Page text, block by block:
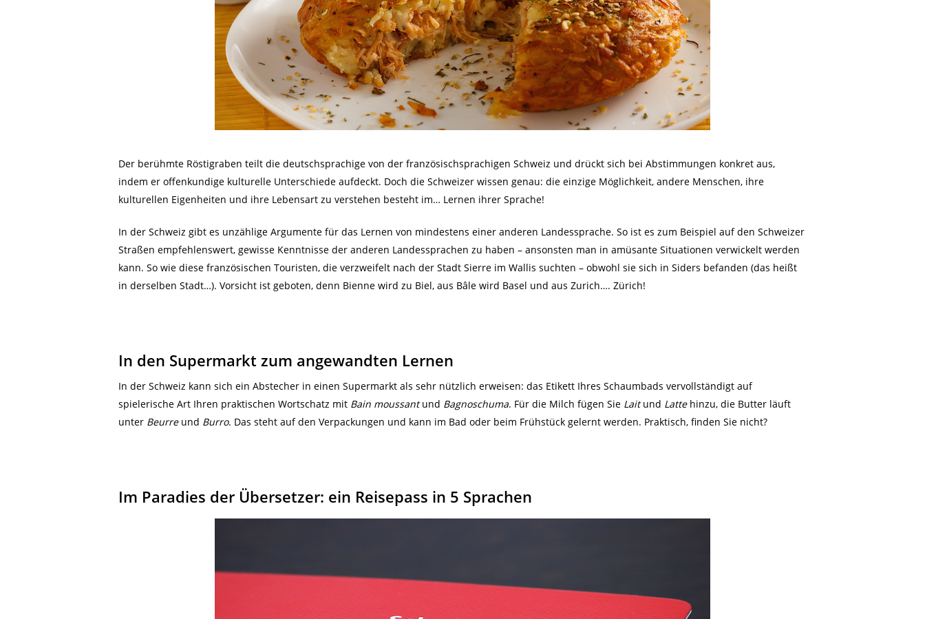
Der berühmte Röstigraben teilt die deutschsprachige von der französischsprachigen Schweiz und drückt sich bei Abstimmungen konkret aus,
indem er offenkundige kulturelle Unterschiede aufdeckt. Doch die Schweizer wissen genau: die einzige Möglichkeit, andere Menschen, ihre
kulturellen Eigenheiten und ihre Lebensart zu verstehen besteht im… Lernen ihrer Sprache!
In der Schweiz gibt es unzählige Argumente für das Lernen von mindestens einer anderen Landessprache. So ist es zum Beispiel auf den Schweizer
Straßen empfehlenswert, gewisse Kenntnisse der anderen Landessprachen zu haben – ansonsten man in amüsante Situationen verwickelt werden
kann. So wie diese französischen Touristen, die verzweifelt nach der Stadt Sierre im Wallis suchten – obwohl sie sich in Siders befanden (das heißt
in derselben Stadt…). Vorsicht ist geboten, denn Bienne wird zu Biel, aus Bâle wird Basel und aus Zurich…. Zürich!
In den Supermarkt zum angewandten Lernen
In der Schweiz kann sich ein Abstecher in einen Supermarkt als sehr nützlich erweisen: das Etikett Ihres Schaumbads vervollständigt auf
spielerische Art Ihren praktischen Wortschatz mit Bain moussantund Bagnoschuma. Für die Milch fügen Sie Laitund Lattehinzu, die Butter läuft
unter Beurreund Burro. Das steht auf den Verpackungen und kann im Bad oder beim Frühstück gelernt werden. Praktisch, finden Sie nicht?
Im Paradies der Übersetzer: ein Reisepass in 5 Sprachen